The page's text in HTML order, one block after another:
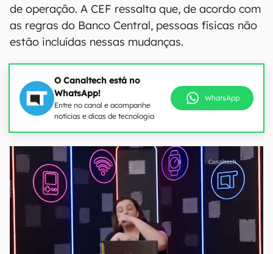
de operação. A CEF ressalta que, de acordo com
as regras do Banco Central, pessoas físicas não
estão incluídas nessas mudanças.
O Canaltech está no
WhatsApp!
Entre no canal e acompanhe
notícias e dicas de tecnologia
WhatsApp